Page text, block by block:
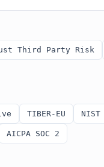
Third Party Risk
TIBER-EU NIST
AICPA SOC 2